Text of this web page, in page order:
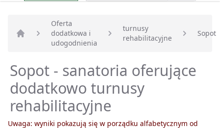
Strona główna
Oferta
dodatkowa i
udogodnienia
turnusy
rehabilitacyjne
Sopot
Sopot - sanatoria oferujące
dodatkowo turnusy
rehabilitacyjne
Uwaga: wyniki pokazują się w porządku alfabetycznym od